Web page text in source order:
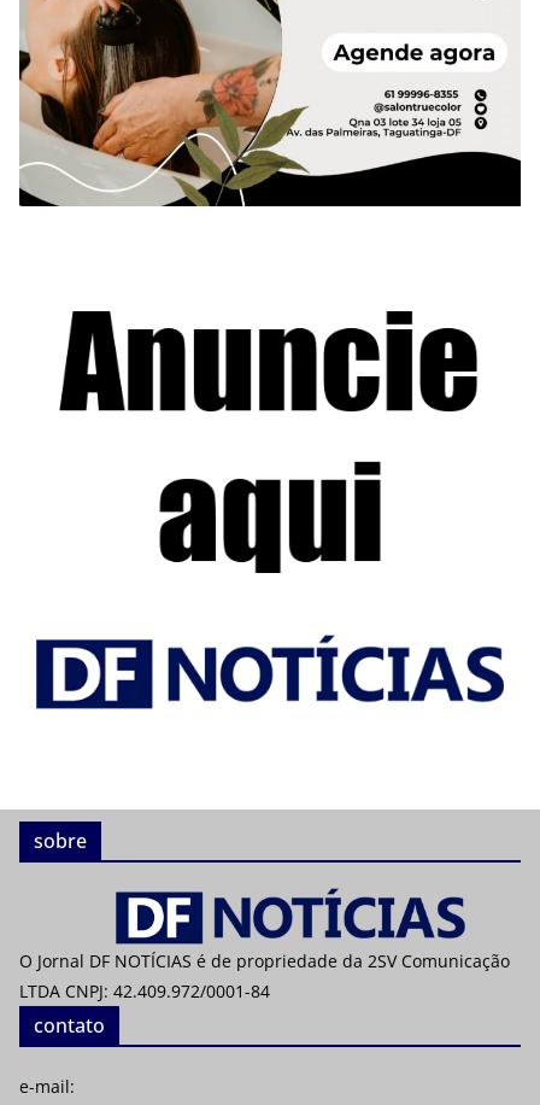
sobre
O Jornal DF NOTÍCIAS é de propriedade da 2SV Comunicação
LTDA CNPJ: 42.409.972/0001-84
contato
e-mail: